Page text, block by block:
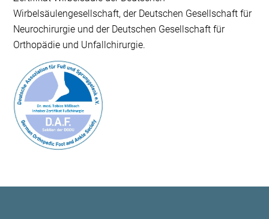
Wirbelsäulengesellschaft, der Deutschen Gesellschaft für
Neurochirurgie und der Deutschen Gesellschaft für
Orthopädie und Unfallchirurgie.